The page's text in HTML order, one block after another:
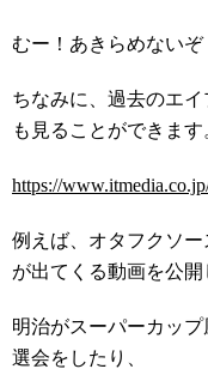
むー！あきらめないぞ
ちなみに、過去のエ
も見ることができます
https://
例えば、オタフクソ
が出てくる動画を公開
明治がスーパーカッ
選会をしたり、